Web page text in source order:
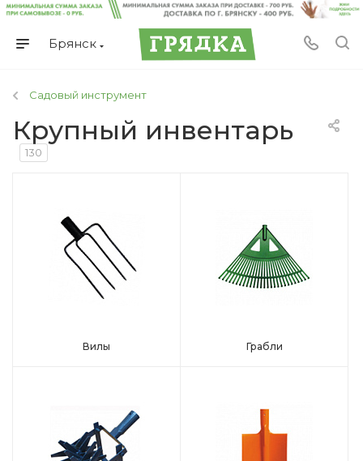
Брянск
Садовый инструмент
Крупный инвентарь
130
Вилы Грабли